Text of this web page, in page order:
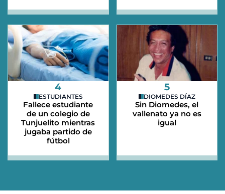
4
ESTUDIANTES
Fallece estudiante
de un colegio de
Tunjuelito mientras
jugaba partido de
fútbol
5
DIOMEDES DÍAZ
Sin Diomedes, el
vallenato ya no es
igual